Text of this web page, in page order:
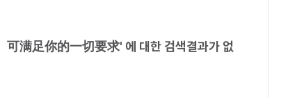
可满足你的一切要求' 에 대한 검색결과가 없